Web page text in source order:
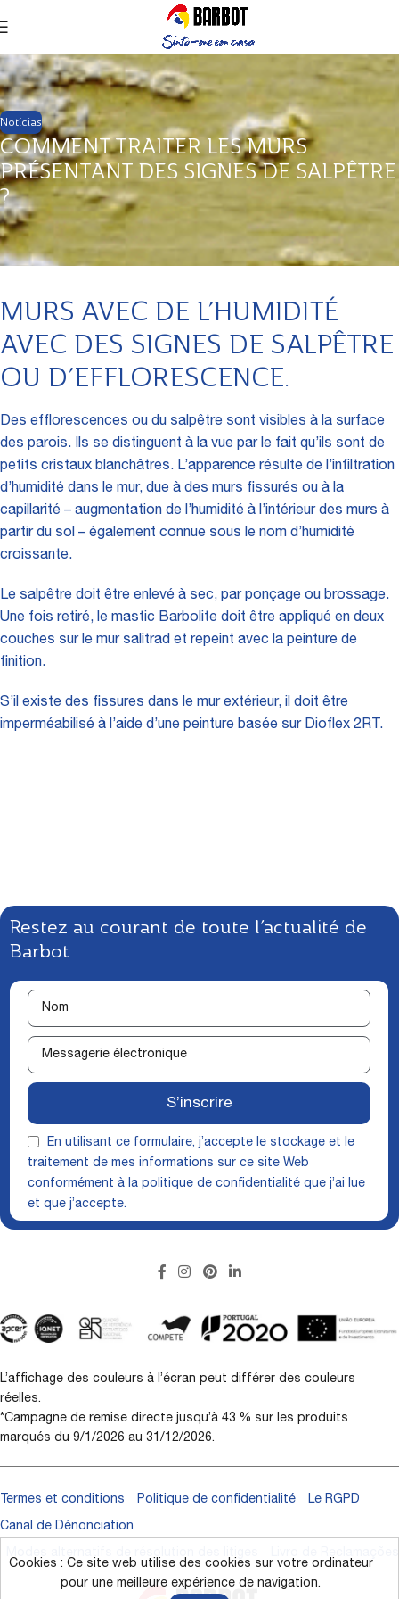
Cookies : Ce site web utilise des cookies sur votre ordinateur
pour une meilleure expérience de navigation.
Notícias
COMMENT TRAITER LES MURS
PRÉSENTANT DES SIGNES DE SALPÊTRE
?
MURS AVEC DE L’HUMIDITÉ
AVEC DES SIGNES DE SALPÊTRE
OU D’EFFLORESCENCE.
Des efflorescences ou du salpêtre sont visibles à la surface
des parois. Ils se distinguent à la vue par le fait qu’ils sont de
petits cristaux blanchâtres. L’apparence résulte de l’infiltration
d’humidité dans le mur, due à des murs fissurés ou à la
capillarité – augmentation de l’humidité à l’intérieur des murs à
partir du sol – également connue sous le nom d’humidité
croissante.
Le salpêtre doit être enlevé à sec, par ponçage ou brossage.
Une fois retiré, le mastic Barbolite doit être appliqué en deux
couches sur le mur salitrad et repeint avec la peinture de
finition.
S’il existe des fissures dans le mur extérieur, il doit être
imperméabilisé à l’aide d’une peinture basée sur Dioflex 2RT.
Restez au courant de toute l’actualité de
Barbot
En utilisant ce formulaire, j’accepte le stockage et le
traitement de mes informations sur ce site Web
conformément à la politique de confidentialité que j’ai lue
et que j’accepte.
S’inscrire
L’affichage des couleurs à l’écran peut différer des couleurs
réelles.
*Campagne de remise directe jusqu’à 43 % sur les produits
marqués du 9/1/2026 au 31/12/2026.
Termes et conditions Politique de confidentialité Le RGPD
Canal de Dénonciation